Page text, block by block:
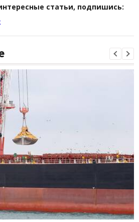
статьи, подпишись: